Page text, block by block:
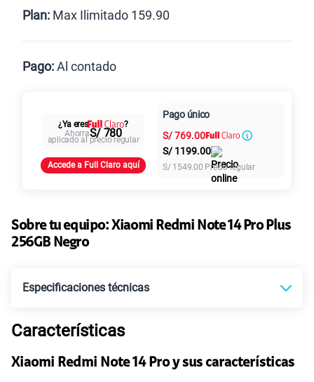
Postpago
Plan: Max Ilimitado 159.90
Paga solo
125GBen alta velocidad
79.90
S/95.90
Paga solo
Pago:Al contado
Al contado Cuotas Claro
intereses
¿Ya eres
?
AhorraS/ 780
aplicado al precio regular
Accede a Full Claro aquí
Pago único
S/769.00
S/ 1199.00
S/ 1549.00 Precio regular
Sobre tu equipo:Xiaomi Redmi Note 14 Pro Plus
256GB Negro
Especificaciones técnicas
Tecnología de Pantalla
Características
Xiaomi Redmi Note 14 Pro y sus características